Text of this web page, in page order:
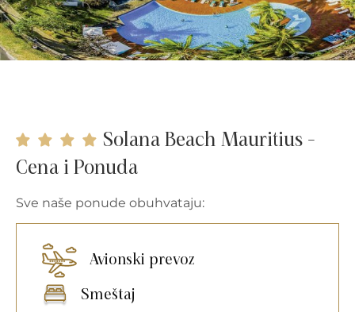
Solana Beach Mauritius -
Cena i Ponuda
Sve naše ponude obuhvataju:
Avionski prevoz
Smeštaj